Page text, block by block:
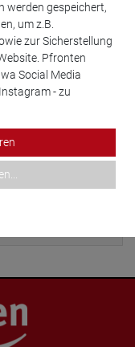
Plan
Satzung 26
Begründung
werden gespeichert,
um z.B.
zur Sicherstellung
Pfronten
Social Media
- zu
...